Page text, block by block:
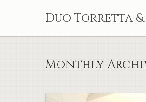
Duo Torretta &
Monthly